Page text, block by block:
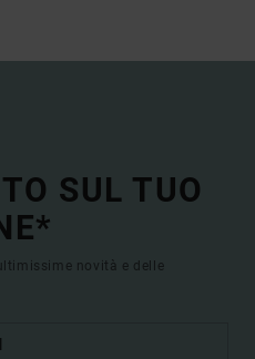
SUL TUO
novità e delle